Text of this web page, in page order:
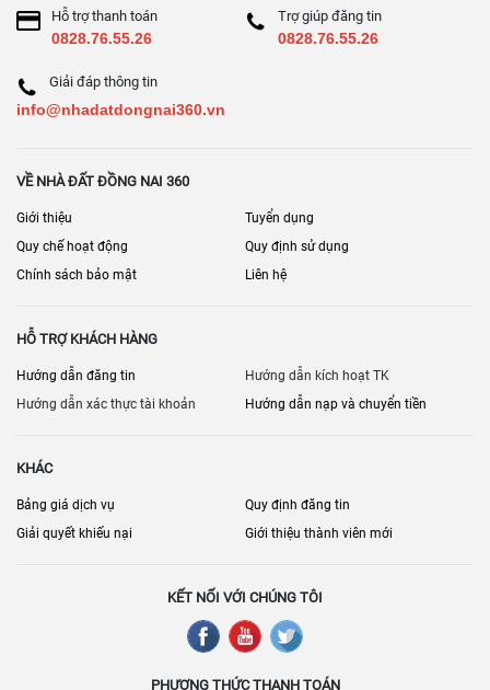
Hỗ trợ thanh toán
0828.76.55.26
Trợ giúp đăng tin
0828.76.55.26
Giải đáp thông tin
info@nhadatdongnai360.vn
VỀ NHÀ ĐẤT ĐỒNG NAI 360
Giới thiệu
Tuyển dụng
Quy chế hoạt động
Quy định sử dụng
Chính sách bảo mật
Liên hệ
HỖ TRỢ KHÁCH HÀNG
Hướng dẫn đăng tin
Hướng dẫn kích hoạt TK
Hướng dẫn xác thực tài khoản
Hướng dẫn nạp và chuyển tiền
KHÁC
Bảng giá dịch vụ
Quy định đăng tin
Giải quyết khiếu nại
Giới thiệu thành viên mới
KẾT NỐI VỚI CHÚNG TÔI
PHƯƠNG THỨC THANH TOÁN